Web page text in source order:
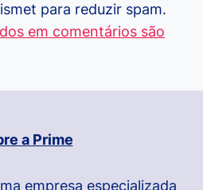
para reduzir spam.
em comentários são
a Prime
empresa especializada